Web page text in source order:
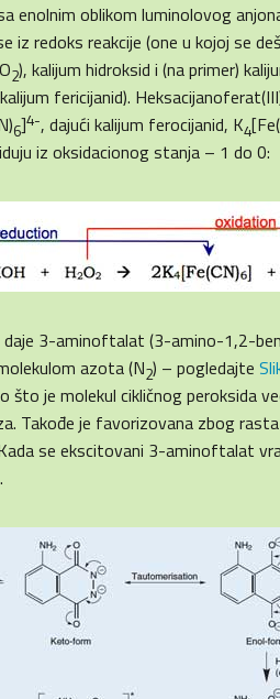
enolnim oblikom luminolovog
iz redoks reakcije (one u kojoj se
O2), kalijum hidroksid i (na primer)
fericijanid).
6]4-, dajući kalijum ferocijanid, K4
iz oksidacionog stanja – 1 do 0:
daje 3-aminoftalat (3-amino-1,2-
azota (N2) – pogledajte
je molekul cikličnog peroksida
Takođe je favorizovana zbog
se ekscitovani 3-aminoftalat